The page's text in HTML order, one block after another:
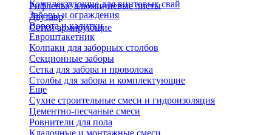
Рифленые алюминиевые листы
Двутавр
Сетки армирующие
Комплектующие для винтовых свай
Заборы и ограждения
Ворота и калитки
Евроштакетник
Колпаки для заборных столбов
Секционные заборы
Сетка для забора и проволока
Столбы для забора и комплектующие
Еще
Сухие строительные смеси и гидроизоляция
Цементно-песчаные смеси
Ровнители для пола
Кладочные и монтажные смеси